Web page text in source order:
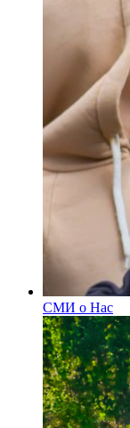
СМИ о Нас